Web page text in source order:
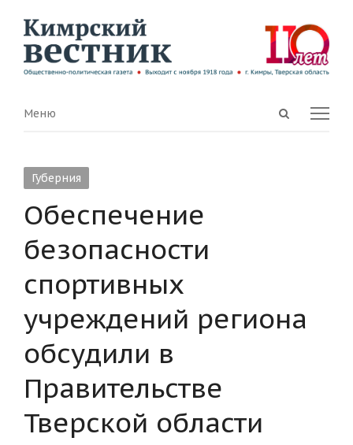
Open
Menu
Меню
Губерния
Обеспечение
безопасности
спортивных
учреждений региона
обсудили в
Правительстве
Тверской области